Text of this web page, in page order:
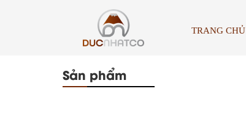
TRANG CHỦ
Sản phẩm